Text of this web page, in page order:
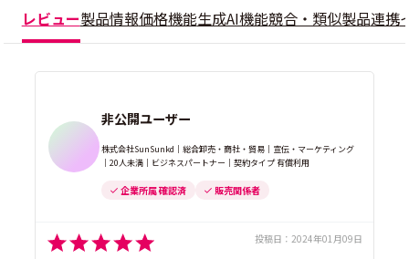
レビュー製品情報価格機能生成AI機能競合・類似製品連携
非公開ユーザー
株式会社SunSunkd｜総合卸売・商社・貿易｜宣伝・マーケティング
｜20人未満｜ビジネスパートナー｜契約タイプ 有償利用
企業所属 確認済 販売関係者
投稿日： 2024年01月09日